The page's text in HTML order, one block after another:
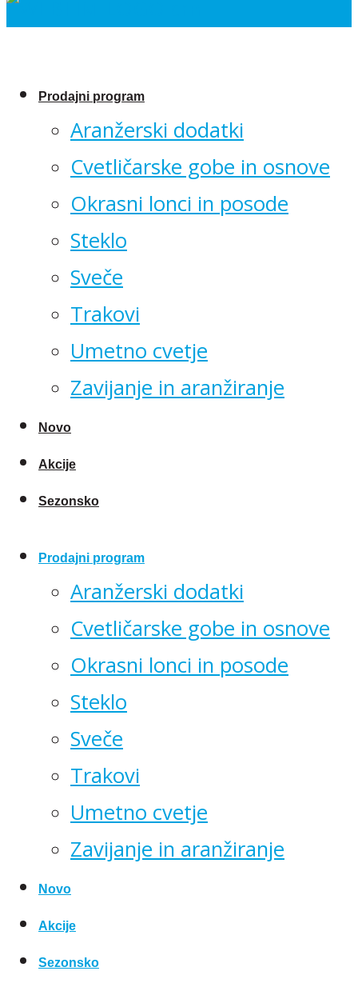
Prodajni program
Aranžerski dodatki
Cvetličarske gobe in osnove
Okrasni lonci in posode
Steklo
Sveče
Trakovi
Umetno cvetje
Zavijanje in aranžiranje
Novo
Akcije
Sezonsko
Prodajni program
Aranžerski dodatki
Cvetličarske gobe in osnove
Okrasni lonci in posode
Steklo
Sveče
Trakovi
Umetno cvetje
Zavijanje in aranžiranje
Novo
Akcije
Sezonsko